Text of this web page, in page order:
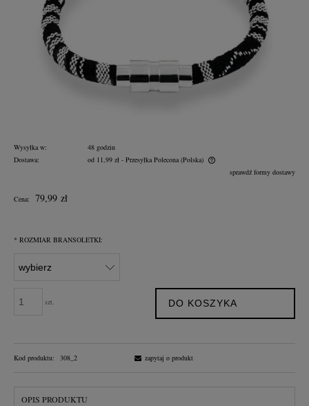
Wysyłka w:
48 godzin
Dostawa:
od 11,99 zł - Przesyłka Polecona (Polska)
sprawdź formy dostawy
Cena: 79,99 zł
* ROZMIAR BRANSOLETKI:
szt. DO KOSZYKA
Kod produktu: 308_2 zapytaj o produkt
OPIS PRODUKTU